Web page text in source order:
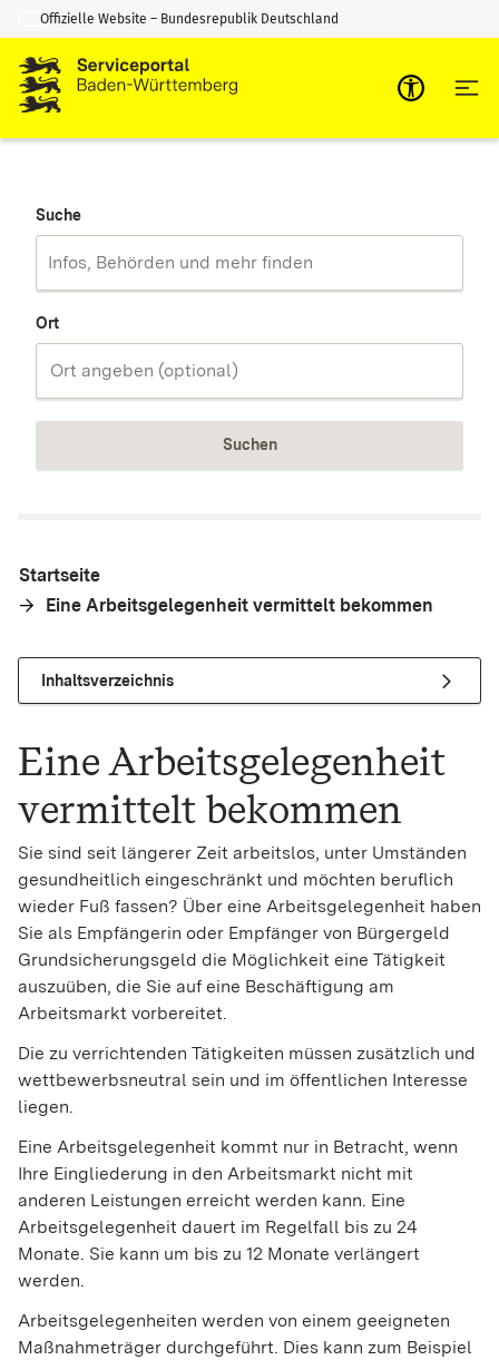
Zum Inhalt springen
Zur Suche springen
Offizielle Website – Bundesrepublik Deutschland
Suche
Ort
Suchen
Startseite
Eine Arbeitsgelegenheit vermittelt bekommen
Inhaltsverzeichnis
Eine Arbeitsgelegenheit
vermittelt bekommen
Sie sind seit längerer Zeit arbeitslos, unter Umständen
gesundheitlich eingeschränkt und möchten beruflich
wieder Fuß fassen? Über eine Arbeitsgelegenheit haben
Sie als Empfängerin oder Empfänger von Bürgergeld
Grundsicherungsgeld die Möglichkeit eine Tätigkeit
auszuüben, die Sie auf eine Beschäftigung am
Arbeitsmarkt vorbereitet.
Die zu verrichtenden Tätigkeiten müssen zusätzlich und
wettbewerbsneutral sein und im öffentlichen Interesse
liegen.
Eine Arbeitsgelegenheit kommt nur in Betracht, wenn
Ihre Eingliederung in den Arbeitsmarkt nicht mit
anderen Leistungen erreicht werden kann. Eine
Arbeitsgelegenheit dauert im Regelfall bis zu 24
Monate. Sie kann um bis zu 12 Monate verlängert
werden.
Arbeitsgelegenheiten werden von einem geeigneten
Maßnahmeträger durchgeführt. Dies kann zum Beispiel